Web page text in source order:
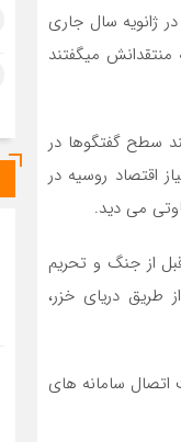
مسکو در ژانویه سال جاری
میگفتند
سطح گفتگوها در
اقتصاد روسیه در
می دید.
از جنگ و تحریم
طریق دریای خزر،
سامانه های